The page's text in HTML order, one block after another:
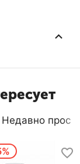
Недавно